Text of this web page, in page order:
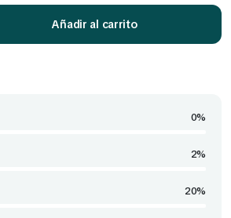
Añadir al carrito
0%
2%
20%